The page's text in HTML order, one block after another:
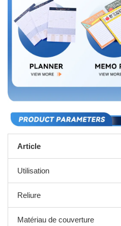
Article
Utilisation
Reliure
Matériau de couverture